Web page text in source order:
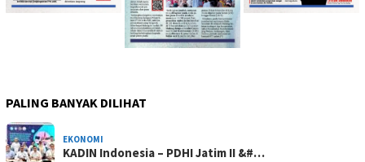
PALING BANYAK DILIHAT
EKONOMI
KADIN Indonesia – PDHI Jatim II &#…